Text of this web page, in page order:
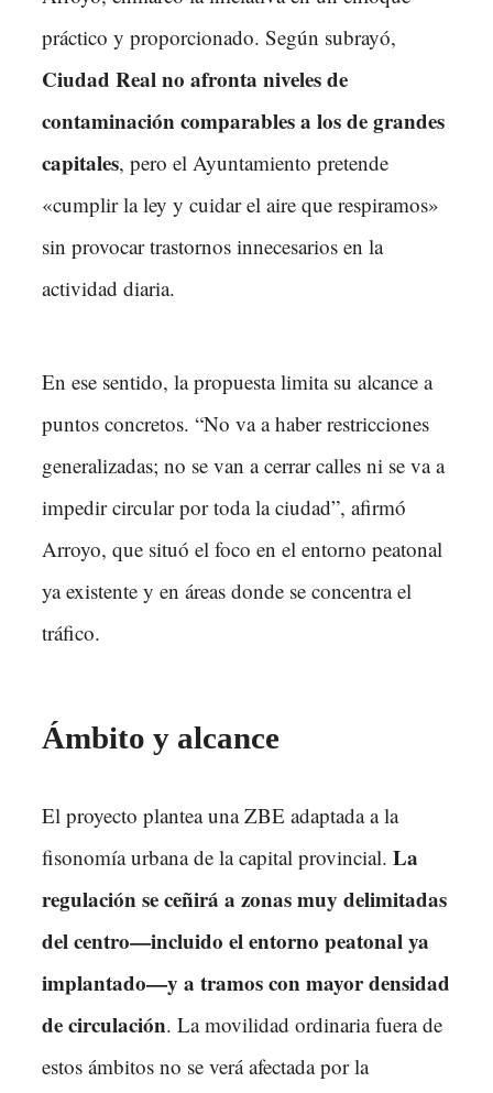
práctico y proporcionado. Según subrayó,
Ciudad Real no afronta niveles de
contaminación comparables a los de grandes
capitales, pero el Ayuntamiento pretende
«cumplir la ley y cuidar el aire que respiramos»
sin provocar trastornos innecesarios en la
actividad diaria.
En ese sentido, la propuesta limita su alcance a
puntos concretos. “No va a haber restricciones
generalizadas; no se van a cerrar calles ni se va a
impedir circular por toda la ciudad”, afirmó
Arroyo, que situó el foco en el entorno peatonal
ya existente y en áreas donde se concentra el
tráfico.
Ámbito y alcance
El proyecto plantea una ZBE adaptada a la
fisonomía urbana de la capital provincial. La
regulación se ceñirá a zonas muy delimitadas
del centro—incluido el entorno peatonal ya
implantado—y a tramos con mayor densidad
de circulación. La movilidad ordinaria fuera de
estos ámbitos no se verá afectada por la